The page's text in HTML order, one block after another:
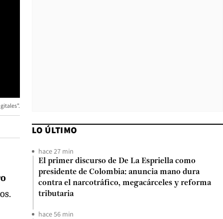
LO ÚLTIMO
hace 27 min
El primer discurso de De La Espriella como
presidente de Colombia: anuncia mano dura
contra el narcotráfico, megacárceles y reforma
tributaria
hace 56 min